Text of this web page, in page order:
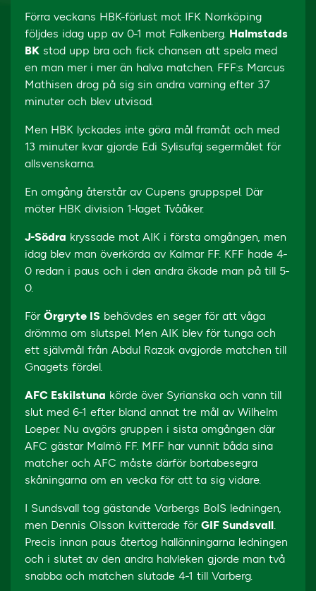
Förra veckans HBK-förlust mot IFK Norrköping
följdes idag upp av 0-1 mot Falkenberg. Halmstads
BK stod upp bra och fick chansen att spela med
en man mer i mer än halva matchen. FFF:s Marcus
Mathisen drog på sig sin andra varning efter 37
minuter och blev utvisad.
Men HBK lyckades inte göra mål framåt och med
13 minuter kvar gjorde Edi Sylisufaj segermålet för
allsvenskarna.
En omgång återstår av Cupens gruppspel. Där
möter HBK division 1-laget Tvååker.
J-Södra kryssade mot AIK i första omgången, men
idag blev man överkörda av Kalmar FF. KFF hade 4-
0 redan i paus och i den andra ökade man på till 5-
0.
För Örgryte IS behövdes en seger för att våga
drömma om slutspel. Men AIK blev för tunga och
ett självmål från Abdul Razak avgjorde matchen till
Gnagets fördel.
AFC Eskilstuna körde över Syrianska och vann till
slut med 6-1 efter bland annat tre mål av Wilhelm
Loeper. Nu avgörs gruppen i sista omgången där
AFC gästar Malmö FF. MFF har vunnit båda sina
matcher och AFC måste därför bortabesegra
skåningarna om en vecka för att ta sig vidare.
I Sundsvall tog gästande Varbergs BoIS ledningen,
men Dennis Olsson kvitterade för GIF Sundsvall.
Precis innan paus återtog hallänningarna ledningen
och i slutet av den andra halvleken gjorde man två
snabba och matchen slutade 4-1 till Varberg.